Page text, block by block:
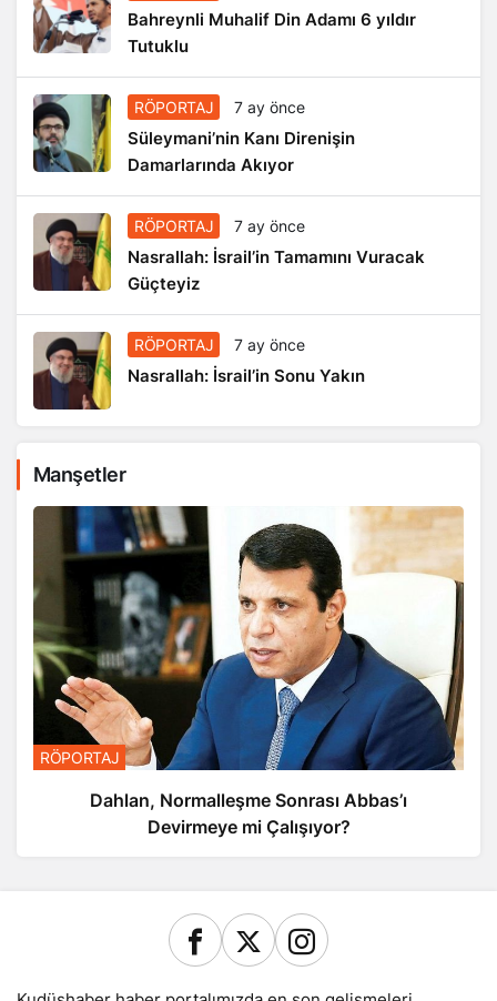
Bahreynli Muhalif Din Adamı 6 yıldır
Tutuklu
RÖPORTAJ 7 ay önce
Süleymani’nin Kanı Direnişin
Damarlarında Akıyor
RÖPORTAJ 7 ay önce
Nasrallah: İsrail’in Tamamını Vuracak
Güçteyiz
RÖPORTAJ 7 ay önce
Nasrallah: İsrail’in Sonu Yakın
Manşetler
RÖPORTAJ
Dahlan, Normalleşme Sonrası Abbas’ı
Devirmeye mi Çalışıyor?